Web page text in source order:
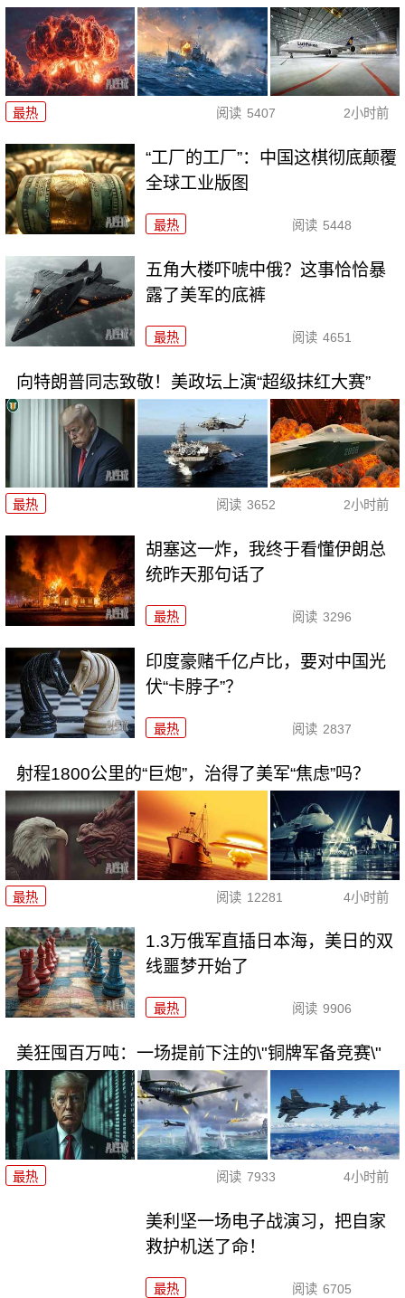
最热 阅读 5407 2小时前
“工厂的工厂”：中国这棋彻底颠覆
全球工业版图
最热 阅读 5448
五角大楼吓唬中俄？这事恰恰暴
露了美军的底裤
最热 阅读 4651
向特朗普同志致敬！美政坛上演“超级抹红大赛”
最热 阅读 3652 2小时前
胡塞这一炸，我终于看懂伊朗总
统昨天那句话了
最热 阅读 3296
印度豪赌千亿卢比，要对中国光
伏“卡脖子”？
最热 阅读 2837
射程1800公里的“巨炮”，治得了美军“焦虑”吗？
最热 阅读 12281 4小时前
1.3万俄军直插日本海，美日的双
线噩梦开始了
最热 阅读 9906
美狂囤百万吨：一场提前下注的\"铜牌军备竞赛\"
最热 阅读 7933 4小时前
美利坚一场电子战演习，把自家
救护机送了命！
最热 阅读 6705